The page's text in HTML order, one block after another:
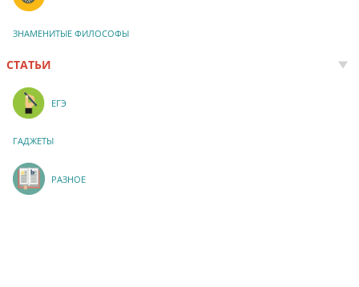
ЗНАМЕНИТЫЕ ФИЛОСОФЫ
СТАТЬИ
ЕГЭ
ГАДЖЕТЫ
РАЗНОЕ